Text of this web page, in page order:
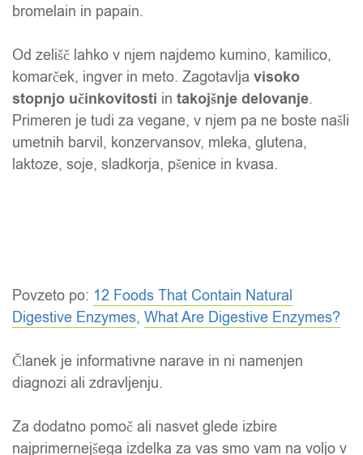
bromelain in papain.
Od zelišč lahko v njem najdemo kumino, kamilico,
komarček, ingver in meto. Zagotavlja visoko
stopnjo učinkovitosti in takojšnje delovanje.
Primeren je tudi za vegane, v njem pa ne boste našli
umetnih barvil, konzervansov, mleka, glutena,
laktoze, soje, sladkorja, pšenice in kvasa.
Povzeto po: 12 Foods That Contain Natural
Digestive Enzymes, What Are Digestive Enzymes?
Članek je informativne narave in ni namenjen
diagnozi ali zdravljenju.
Za dodatno pomoč ali nasvet glede izbire
najprimernejšega izdelka za vas smo vam na voljo v